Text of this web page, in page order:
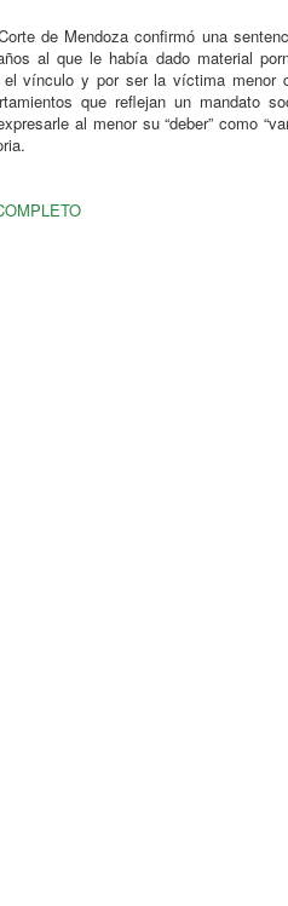
de Mendoza confirmó una
al que le había dado material
el vínculo y por ser la víctima menor
que reflejan un mandato
al menor su “deber” como